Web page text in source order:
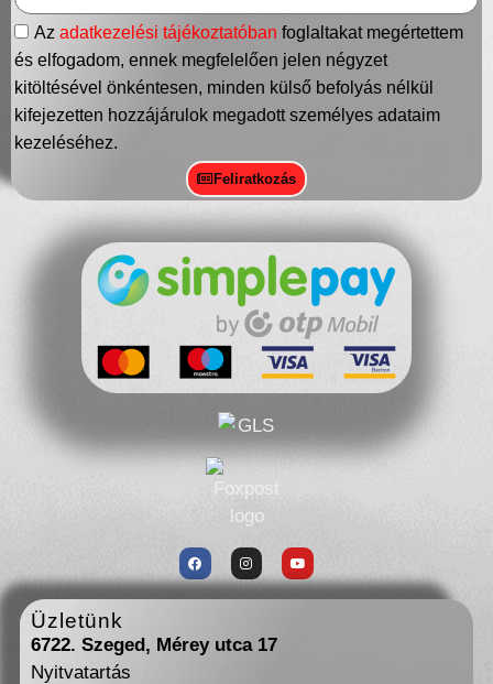
Üzletünk
6722. Szeged, Mérey utca 17
Nyitvatartás
Az adatkezelési tájékoztatóban foglaltakat megértettem
és elfogadom, ennek megfelelően jelen négyzet
kitöltésével önkéntesen, minden külső befolyás nélkül
kifejezetten hozzájárulok megadott személyes adataim
kezeléséhez.
Feliratkozás